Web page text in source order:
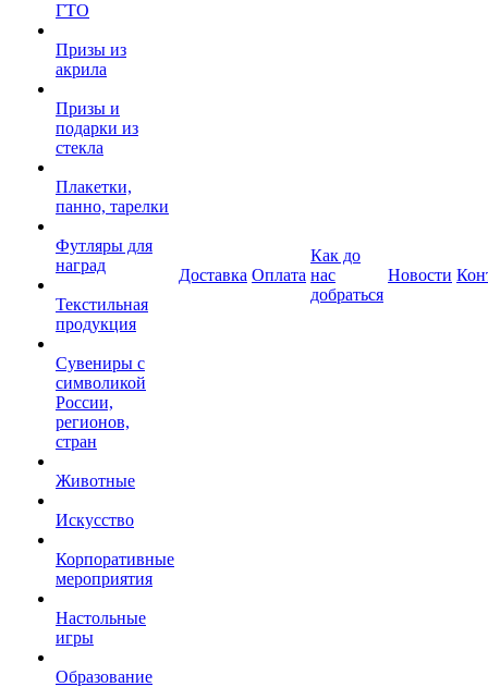
ГТО
Призы из
акрила
Призы и
подарки из
стекла
Плакетки,
панно, тарелки
Футляры для
наград
Текстильная
продукция
Сувениры с
символикой
России,
регионов,
стран
Животные
Искусство
Корпоративные
мероприятия
Настольные
игры
Образование
Доставка Оплата
Как до
нас
добраться
Новости